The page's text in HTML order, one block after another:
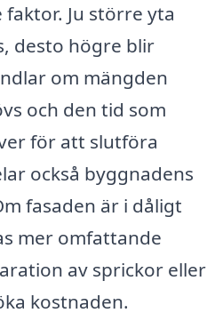
Ju större yta
desto högre blir
om mängden
och den tid som
för att slutföra
också byggnadens
fasaden är i dåligt
mer omfattande
av sprickor eller
kostnaden.